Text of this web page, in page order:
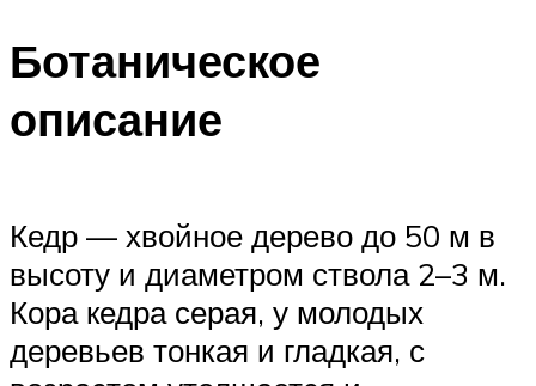
Ботаническое
описание
Кедр — хвойное дерево до 50 м в
высоту и диаметром ствола 2–3 м.
Кора кедра серая, у молодых
деревьев тонкая и гладкая, с